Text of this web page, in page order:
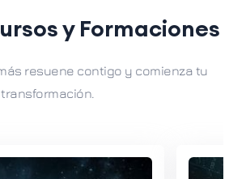
y Formaciones
resuene contigo y comienza tu
transformación.